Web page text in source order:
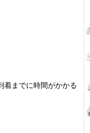
着までに時間がかかる